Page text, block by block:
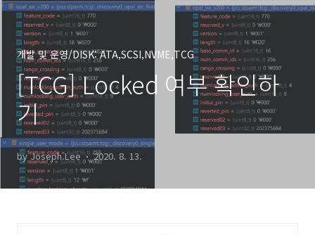
개발 및 운영/DISK: ATA,SCSI,NVME,TCG
[TCG] Locked 여부 확인하
기
by Joseph.Lee 2020. 8. 13.